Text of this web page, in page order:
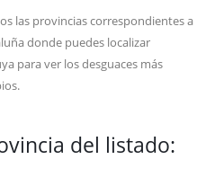
las provincias correspondientes a
donde puedes localizar
para ver los desguaces más
del listado: